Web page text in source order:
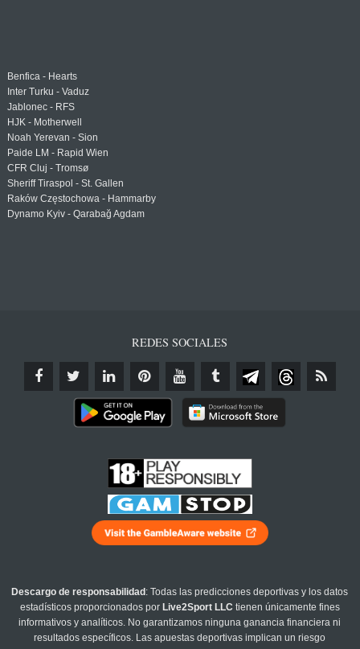
Benfica - Hearts
Inter Turku - Vaduz
Jablonec - RFS
HJK - Motherwell
Noah Yerevan - Sion
Paide LM - Rapid Wien
CFR Cluj - Tromsø
Sheriff Tiraspol - St. Gallen
Raków Częstochowa - Hammarby
Dynamo Kyiv - Qarabağ Agdam
REDES SOCIALES
Descargo de responsabilidad : Todas las predicciones deportivas y los datos
estadísticos proporcionados por Live2Sport LLC tienen únicamente fines
informativos y analíticos. No garantizamos ninguna ganancia financiera ni
resultados específicos. Las apuestas deportivas implican un riesgo